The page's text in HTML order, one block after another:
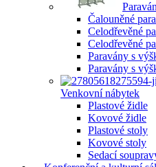
Čalouněné
Celodřevěné
Celodřevěné
Paravány s
Paravány s
Venkovní nábytek
Plastové židle
Kovové židle
Plastové stoly
Kovové stoly
Sedací